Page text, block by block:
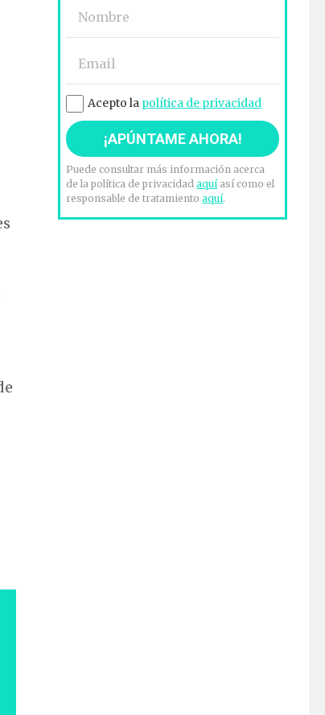
Acepto la política de privacidad
Puede consultar más información acerca
de la política de privacidadaquíasí como el
responsable de tratamientoaquí.